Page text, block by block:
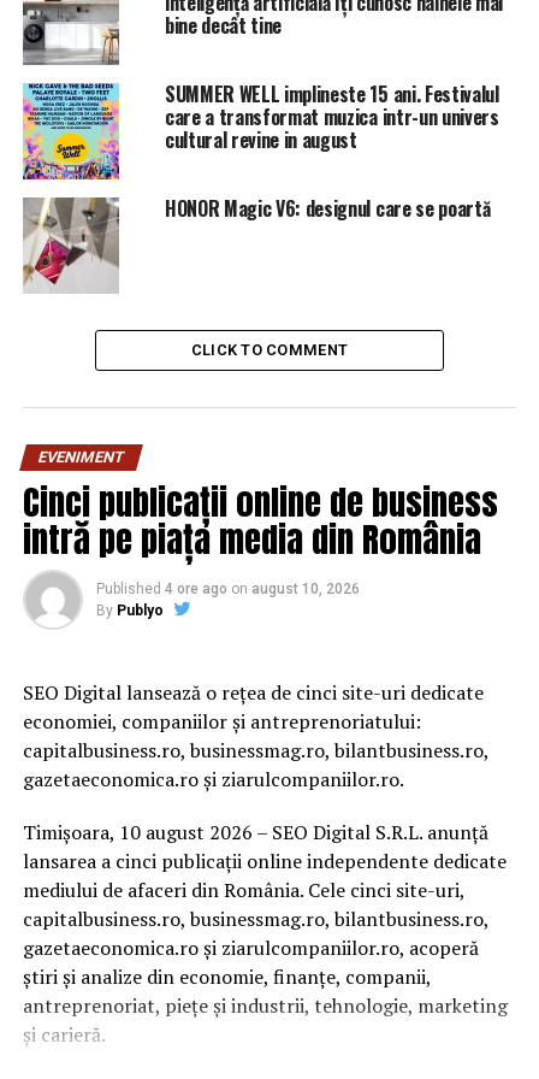
bine decât tine
SUMMER WELL implineste 15 ani. Festivalul
care a transformat muzica intr-un univers
cultural revine in august
HONOR Magic V6: designul care se poartă
CLICK TO COMMENT
EVENIMENT
Cinci publicații online de business
intră pe piața media din România
Published 4 ore ago on august 10, 2026
By Publyo
SEO Digital lansează o rețea de cinci site-uri dedicate
economiei, companiilor și antreprenoriatului:
capitalbusiness.ro, businessmag.ro, bilantbusiness.ro,
gazetaeconomica.ro și ziarulcompaniilor.ro.
Timișoara, 10 august 2026 – SEO Digital S.R.L. anunță
lansarea a cinci publicații online independente dedicate
mediului de afaceri din România. Cele cinci site-uri,
capitalbusiness.ro, businessmag.ro, bilantbusiness.ro,
gazetaeconomica.ro și ziarulcompaniilor.ro, acoperă
știri și analize din economie, finanțe, companii,
antreprenoriat, piețe și industrii, tehnologie, marketing
și carieră.